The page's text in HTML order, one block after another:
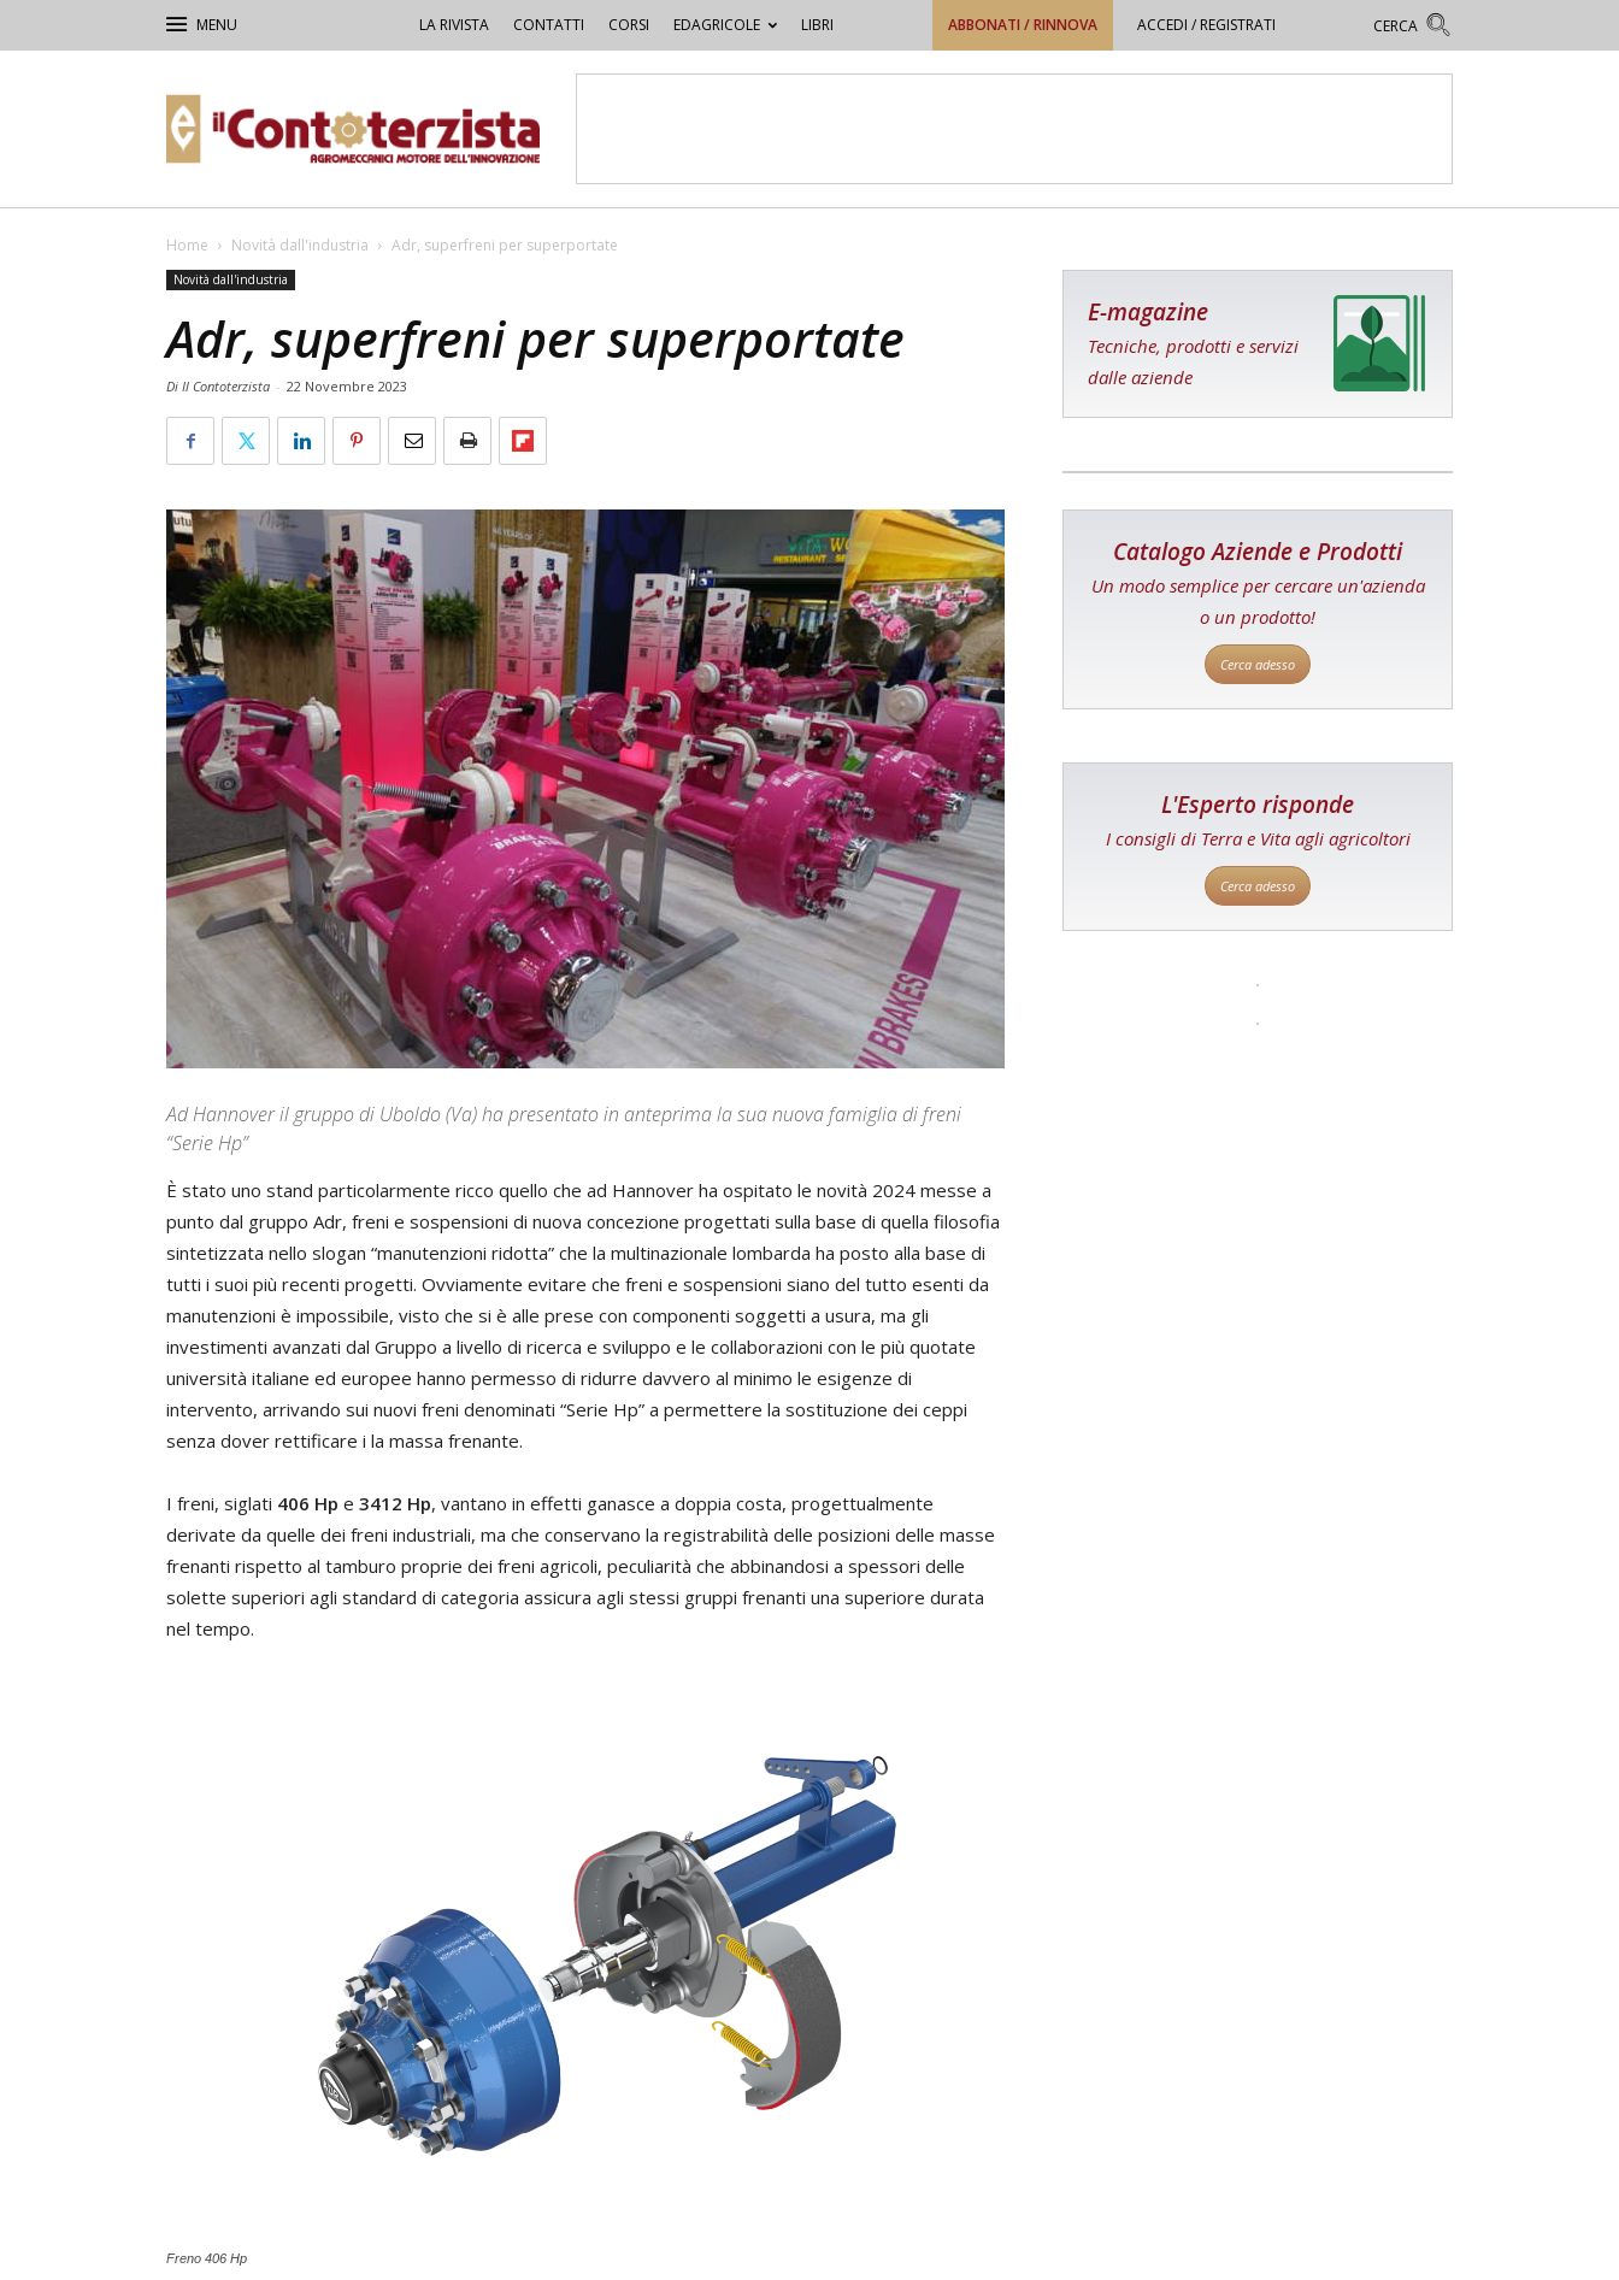
LA RIVISTA CONTATTI CORSI EDAGRICOLE LIBRI ABBONATI / RINNOVA ACCEDI / REGISTRATI
Contoterzista
Home Novità dall'industria Adr, superfreni per superportate
Novità dall'industria
Adr, superfreni per superportate
Di Il Contoterzista - 22 Novembre 2023
Ad Hannover il gruppo di Uboldo (Va) ha presentato in anteprima la sua nuova famiglia di freni
“Serie Hp”
È stato uno stand particolarmente ricco quello che ad Hannover ha ospitato le novità 2024 messe a
punto dal gruppo Adr, freni e sospensioni di nuova concezione progettati sulla base di quella filosofia
sintetizzata nello slogan “manutenzioni ridotta” che la multinazionale lombarda ha posto alla base di
tutti i suoi più recenti progetti. Ovviamente evitare che freni e sospensioni siano del tutto esenti da
manutenzioni è impossibile, visto che si è alle prese con componenti soggetti a usura, ma gli
investimenti avanzati dal Gruppo a livello di ricerca e sviluppo e le collaborazioni con le più quotate
università italiane ed europee hanno permesso di ridurre davvero al minimo le esigenze di
intervento, arrivando sui nuovi freni denominati “Serie Hp” a permettere la sostituzione dei ceppi
senza dover rettificare i la massa frenante.
I freni, siglati 406 Hp e 3412 Hp, vantano in effetti ganasce a doppia costa, progettualmente
derivate da quelle dei freni industriali, ma che conservano la registrabilità delle posizioni delle masse
frenanti rispetto al tamburo proprie dei freni agricoli, peculiarità che abbinandosi a spessori delle
solette superiori agli standard di categoria assicura agli stessi gruppi frenanti una superiore durata
nel tempo.
Freno 406 Hp
E-magazine
Tecniche, prodotti e servizi
dalle aziende
Catalogo Aziende e Prodotti
Un modo semplice per cercare un'azienda
o un prodotto!
Cerca adesso
L'Esperto risponde
I consigli di Terra e Vita agli agricoltori
Cerca adesso